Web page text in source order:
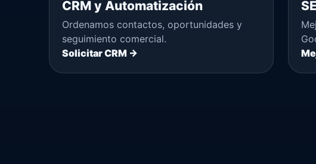
CRM y Automatización
Ordenamos contactos, oportunidades y
seguimiento comercial.
Solicitar CRM →